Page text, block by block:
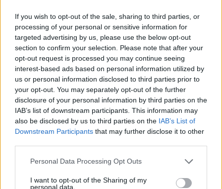
If you wish to opt-out of the sale, sharing to third parties, or
processing of your personal or sensitive information for
targeted advertising by us, please use the below opt-out
section to confirm your selection. Please note that after your
opt-out request is processed you may continue seeing
interest-based ads based on personal information utilized by
us or personal information disclosed to third parties prior to
your opt-out. You may separately opt-out of the further
disclosure of your personal information by third parties on the
IAB’s list of downstream participants. This information may
also be disclosed by us to third parties on the IAB’s List of
Downstream Participants that may further disclose it to other
Please note that this website/app uses one or more Google
not limited to your visit or usage behaviour. You may click to
Personal Data Processing Opt Outs
I want to opt-out of the Sharing of my
personal data.